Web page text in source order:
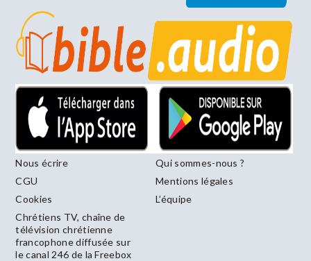
Nous écrire
Qui sommes-nous ?
CGU
Mentions légales
Cookies
L’équipe
Chrétiens TV, chaîne de
télévision chrétienne
francophone diffusée sur
le canal 246 de la Freebox